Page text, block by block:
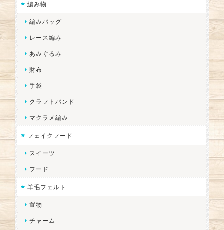
編み物
編みバッグ
レース編み
あみぐるみ
財布
手袋
クラフトバンド
マクラメ編み
フェイクフード
スイーツ
フード
羊毛フェルト
置物
チャーム